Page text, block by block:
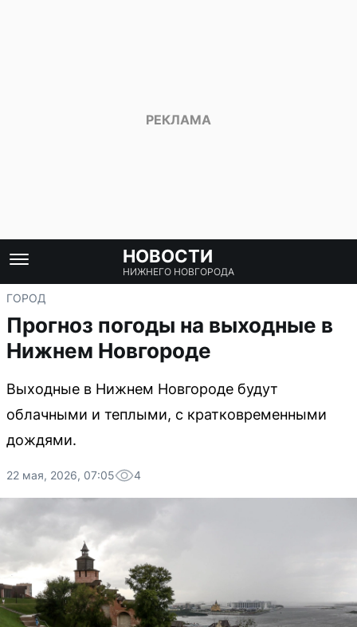
НОВОСТИ
НИЖНЕГО НОВГОРОДА
ГОРОД
Прогноз погоды на выходные в
Нижнем Новгороде
Выходные в Нижнем Новгороде будут
облачными и теплыми, с кратковременными
дождями.
22 мая, 2026, 07:05 4